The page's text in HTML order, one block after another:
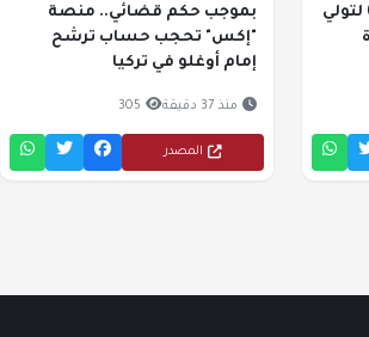
الإمارات تحيي الذكرى الـ60 لتولي
بموجب حكم قضائي.. منصة
"إكس" تحجب حساب ترشح
إمام أوغلو في تركيا
منذ 37 دقيقة 305
المصدر